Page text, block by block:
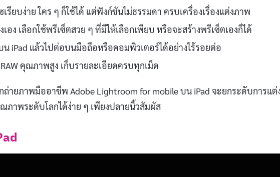
รียบง่าย ใคร ๆ ก็ใช้ได้ แต่ฟังก์ชันไม่ธรรมดา ครบเครื่องเรื่องแต่งภาพ
เอง เลือกใช้พรีเซ็ตสวย ๆ ที่มีให้เลือกเพียบ หรือจะสร้างพรีเซ็ตเองก็ได้
น iPad แล้วไปต่อบนมือถือหรือคอมพิวเตอร์ได้อย่างไร้รอยต่อ
คุณภาพสูง เก็บรายละเอียดครบทุกเม็ด
ายภาพมืออาชีพ Adobe Lightroom for mobile บน iPad จะยกระดับการแต่
าพระดับโลกได้ง่าย ๆ เพียงปลายนิ้วสัมผัส